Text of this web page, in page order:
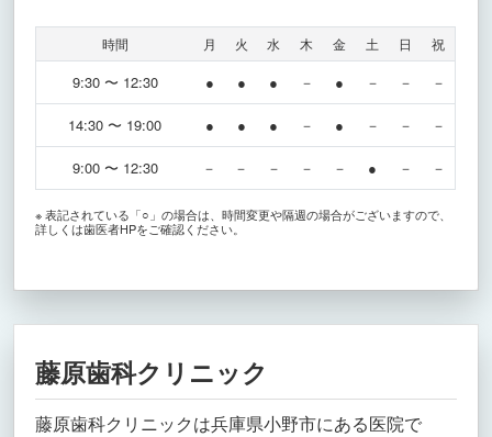
時間 月 火 水 木 金 土 日 祝
9:30 〜 12:30 ● ● ● － ● － － －
14:30 〜 19:00 ● ● ● － ● － － －
9:00 〜 12:30 － － － － － ● － －
※ 表記されている「○」の場合は、時間変更や隔週の場合がございますので、
詳しくは歯医者HPをご確認ください。
藤原歯科クリニック
藤原歯科クリニックは兵庫県小野市にある医院で